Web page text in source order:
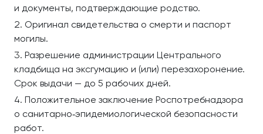
и документы, подтверждающие родство.
Оригинал свидетельства о смерти и паспорт
могилы.
Разрешение администрации Центрального
кладбища на эксгумацию и (или) перезахоронение.
Срок выдачи — до 5 рабочих дней.
Положительное заключение Роспотребнадзора
о санитарно‑эпидемиологической безопасности
работ.